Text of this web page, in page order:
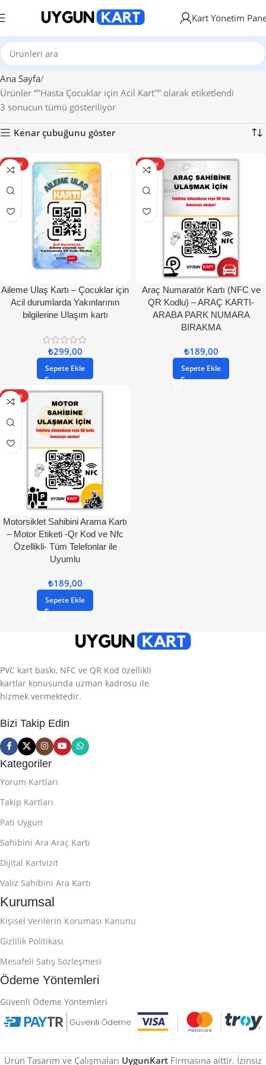
Kart Yönetim
Ana Sayfa
Ürünler “"Hasta Çocuklar için Acil Kart"” olarak etiketlendi
3 sonucun tümü gösteriliyor
Kenar çubuğunu göster
SICAK
Aileme Ulaş Kartı – Çocuklar için
Acil durumlarda Yakınlarının
bilgilerine Ulaşım kartı
₺299,00
Sepete Ekle
SICAK
Araç Numaratör Kartı (NFC ve
QR Kodlu) – ARAÇ KARTI-
ARABA PARK NUMARA
BIRAKMA
₺189,00
Sepete Ekle
SICAK
Motorsiklet Sahibini Arama Kartı
– Motor Etiketi -Qr Kod ve Nfc
Özellikli- Tüm Telefonlar ile
Uyumlu
₺189,00
Sepete Ekle
PVC kart baskı, NFC ve QR Kod özellikli
kartlar konusunda uzman kadrosu ile
hizmek vermektedir.
Bizi Takip Edin
Kategoriler
Yorum Kartları
Takip Kartları
Pati Uygun
Sahibini Ara Araç Kartı
Dijital Kartvizit
Valiz Sahibini Ara Kartı
Kurumsal
Kişisel Verilerin Koruması Kanunu
Gizlilik Politikası
Mesafeli Satış Sözleşmesi
Ödeme Yöntemleri
Güvenli Ödeme Yöntemleri
Ürün Tasarım ve Çalışmaları UygunKart Firmasına aittir. İzinsiz